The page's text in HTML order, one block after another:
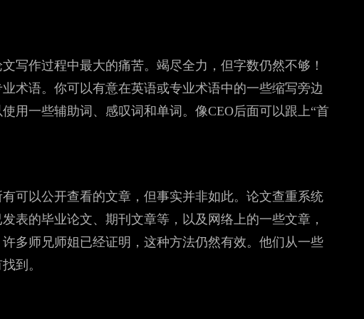
写作过程中最大的痛苦。竭尽全力，但字数仍然不够！
术语。你可以有意在英语或专业术语中的一些缩写旁边
用一些辅助词、感叹词和单词。像CEO后面可以跟上“首
可以公开查看的文章，但事实并非如此。论文查重系统
表的毕业论文、期刊文章等，以及网络上的一些文章，
多师兄师姐已经证明，这种方法仍然有效。他们从一些
到。